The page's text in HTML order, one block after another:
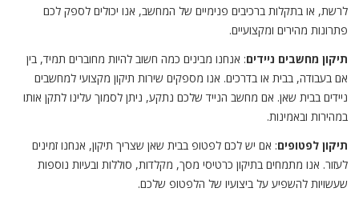
לרשת, או בתקלות ברכיבים פנימיים של המחשב, אנו יכולים לספק לכם
פתרונות מהירים ומקצועיים.
תיקון מחשבים ניידים: אנחנו מבינים כמה חשוב להיות מחוברים תמיד, בין
אם בעבודה, בבית או בדרכים. אנו מספקים שירות תיקון מקצועי למחשבים
ניידים בבית שאן. אם מחשב הנייד שלכם נתקע, ניתן לסמוך עלינו לתקן אותו
במהירות ובאמינות.
תיקון לפטופים: אם יש לכם לפטופ בבית שאן שצריך תיקון, אנחנו זמינים
לעזור. אנו מתמחים בתיקון כרטיסי מסך, מקלדות, סוללות ובעיות נוספות
שעשויות להשפיע על ביצועיו של הלפטופ שלכם.